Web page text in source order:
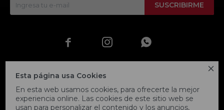

Esta página usa Cookies
En esta web usamos cookies, para ofrecerte la mejor
experiencia online. Las cookies de este sitio web se
usan para personalizar el contenido y los anuncios,
SUSCRIBIRME
  